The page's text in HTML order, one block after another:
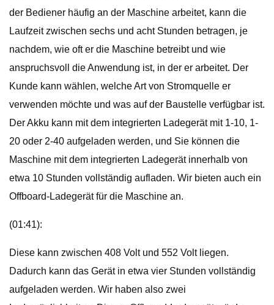
der Bediener häufig an der Maschine arbeitet, kann die
Laufzeit zwischen sechs und acht Stunden betragen, je
nachdem, wie oft er die Maschine betreibt und wie
anspruchsvoll die Anwendung ist, in der er arbeitet. Der
Kunde kann wählen, welche Art von Stromquelle er
verwenden möchte und was auf der Baustelle verfügbar ist.
Der Akku kann mit dem integrierten Ladegerät mit 1-10, 1-
20 oder 2-40 aufgeladen werden, und Sie können die
Maschine mit dem integrierten Ladegerät innerhalb von
etwa 10 Stunden vollständig aufladen. Wir bieten auch ein
Offboard-Ladegerät für die Maschine an.
(01:41):
Diese kann zwischen 408 Volt und 552 Volt liegen.
Dadurch kann das Gerät in etwa vier Stunden vollständig
aufgeladen werden. Wir haben also zwei